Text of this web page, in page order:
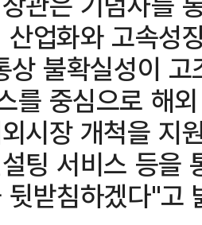
업화와 고속성
상 불확실성이
를 중심으로 해
시장 개척을 지
팅 서비스 등을
받침하겠다"고